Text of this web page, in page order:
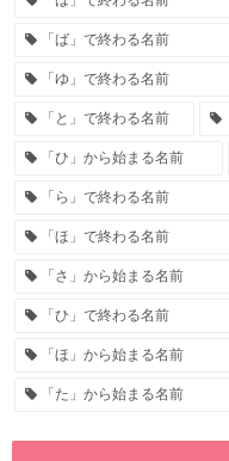
「ば」で終わる名前
「ゆ」で終わる名前
「と」で終わる名前
「ひ」から始まる名前
「ら」で終わる名前
「ほ」で終わる名前
「さ」から始まる名前
「ひ」で終わる名前
「ほ」から始まる名前
「た」から始まる名前